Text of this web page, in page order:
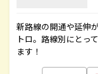
新路線の開通や延伸
トロ。路線別にとっ
ます！